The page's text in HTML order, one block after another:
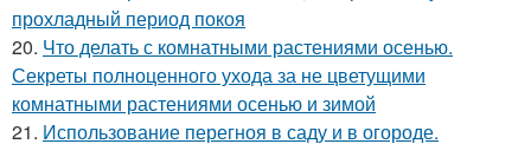
прохладный период покоя
20. Что делать с комнатными растениями осенью.
Секреты полноценного ухода за не цветущими
комнатными растениями осенью и зимой
21. Использование перегноя в саду и в огороде.